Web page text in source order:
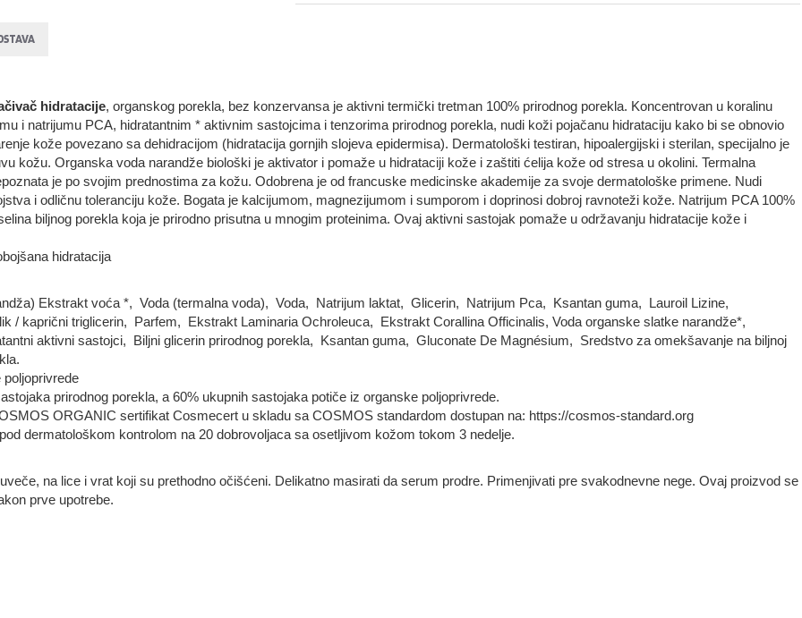
hidratacije, organskog porekla, bez konzervansa je aktivni termički tretman 100% prirodnog porekla. Koncentrovan u koralinu
i natrijumu PCA, hidratantnim * aktivnim sastojcima i tenzorima prirodnog porekla, nudi koži pojačanu hidrataciju kako bi se obnovio
kože povezano sa dehidracijom (hidratacija gornjih slojeva epidermisa). Dermatološki testiran, hipoalergijski i sterilan, specijalno je
kožu. Organska voda narandže biološki je aktivator i pomaže u hidrataciji kože i zaštiti ćelija kože od stresa u okolini. Termalna
je po svojim prednostima za kožu. Odobrena je od francuske medicinske akademije za svoje dermatološke primene. Nudi
i odličnu toleranciju kože. Bogata je kalcijumom, magnezijumom i sumporom i doprinosi dobroj ravnoteži kože. Natrijum PCA 100%
biljnog porekla koja je prirodno prisutna u mnogim proteinima. Ovaj aktivni sastojak pomaže u održavanju hidratacije kože i
hidratacija
Ekstrakt voća *, Voda (termalna voda), Voda, Natrijum laktat, Glicerin, Natrijum Pca, Ksantan guma, Lauroil Lizine,
/ kaprični triglicerin, Parfem, Ekstrakt Laminaria Ochroleuca, Ekstrakt Corallina Officinalis, Voda organske slatke narandže*,
aktivni sastojci, Biljni glicerin prirodnog porekla, Ksantan guma, Gluconate De Magnésium, Sredstvo za omekšavanje na biljnoj
prirodnog porekla, a 60% ukupnih sastojaka potiče iz organske poljoprivrede.
ORGANIC sertifikat Cosmecert u skladu sa COSMOS standardom dostupan na: https://cosmos-standard.org
dermatološkom kontrolom na 20 dobrovoljaca sa osetljivom kožom tokom 3 nedelje.
na lice i vrat koji su prethodno očišćeni. Delikatno masirati da serum prodre. Primenjivati pre svakodnevne nege. Ovaj proizvod se
prve upotrebe.